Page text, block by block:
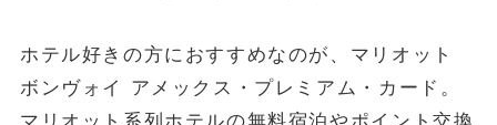
ホテル好きの方におすすめなのが、マリオット
ボンヴォイ アメックス・プレミアム・カード。